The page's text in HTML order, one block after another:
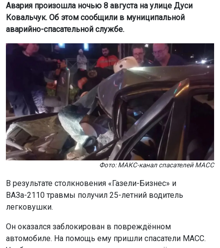
Авария произошла ночью 8 августа на улице Дуси
Ковальчук. Об этом сообщили в муниципальной
аварийно-спасательной службе.
Фото: МАКС-канал спасателей МАСС
В результате столкновения «Газели-Бизнес» и
ВАЗа-2110 травмы получил 25-летний водитель
легковушки.
Он оказался заблокирован в повреждённом
автомобиле. На помощь ему пришли спасатели МАСС.